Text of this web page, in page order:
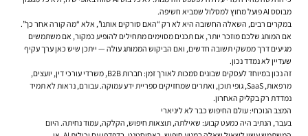
מבוסס AI פועל מחוץ למסלול שמביא חשיפה.
במקרים רבים, השאלה החשובה היא לא רק “האם סורקים אותנו”, אלא “מה קורה אחר כך”.
אם המותג שלכם מוזכר יותר, אם תכנים מסוימים מתחילים להופיע כמקור, אם משתמשים
מגיעים דרך ממשקי תשובה חדשים, ואם הביקוש הממותג עולה — ייתכן שיש כאן ערך עקיף
שעדיין לא נמדד נכון.
זה נכון במיוחד לעסקים שבונים סמכות לאורך זמן: חברות B2B, משרדי עורכי דין, יועצים,
מרפאות, SaaS, גופי תוכן, ואתרים שמחזיקים ספריית ידע עמוקה. עבורם, נראות לא תמיד
נמדדת רק בקליק האחרון.
המצב הנוכחי: עולם החיפוש כבר לא ליניארי
בעבר, הנתיב היה כמעט קבוע: שאילתה, תוצאות חיפוש, הקלקה, עמוד נחיתה. היום